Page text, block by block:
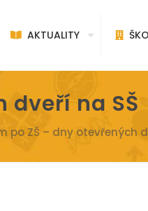
AKTUALITY
dveří na SŠ
po ZŠ – dny otevřených